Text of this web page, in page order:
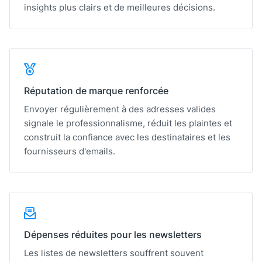
insights plus clairs et de meilleures décisions.
Réputation de marque renforcée
Envoyer régulièrement à des adresses valides
signale le professionnalisme, réduit les plaintes et
construit la confiance avec les destinataires et les
fournisseurs d'emails.
Dépenses réduites pour les newsletters
Les listes de newsletters souffrent souvent